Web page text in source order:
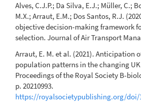
Alves, C.J.P.; Da Silva, E.J.; Müller, C.;
M.X.; Arraut, E.M.; Dos Santos, R.J.
objective decision-making framework
selection. Journal of Air Transport
Arraut, E. M. et al. (2021). Anticipation
population patterns in the changing
Proceedings of the Royal Society B-
p. 20210993.
https://royalsocietypublishing.org/doi/